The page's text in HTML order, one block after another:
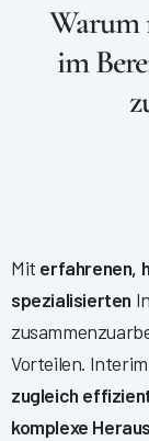
Warum
im
Mit erfahrenen,
spezialisierten
Vorteilen.
zugleich
komplexe